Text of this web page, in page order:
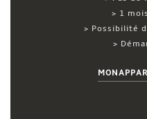
> 1
> Possibilité
>